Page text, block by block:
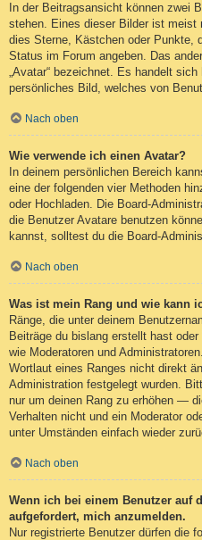
In der Beitragsansicht können zwei
stehen. Eines dieser Bilder ist
dies Sterne, Kästchen oder Punkte,
Status im Forum angeben. Das
„Avatar“ bezeichnet. Es handelt
persönliches Bild, welches von
Nach oben
Wie verwende ich einen Avatar?
In deinem persönlichen Bereich
eine der folgenden vier Methoden
oder Hochladen. Die Board-
die Benutzer Avatare benutzen
kannst, solltest du die Board-
Nach oben
Was ist mein Rang und wie kann
Ränge, die unter deinem
Beiträge du bislang erstellt hast
wie Moderatoren und
Wortlaut eines Ranges nicht direkt
Administration festgelegt wurden.
nur um deinen Rang zu erhöhen —
Verhalten nicht und ein Moderator
unter Umständen einfach wieder
Nach oben
Wenn ich bei einem Benutzer auf
aufgefordert, mich anzumelden.
Nur registrierte Benutzer dürfen die